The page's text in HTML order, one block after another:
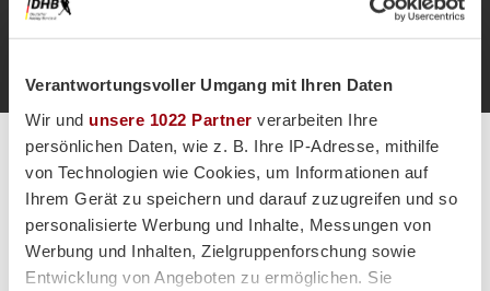
Verantwortungsvoller Umgang mit Ihren Daten
Wir und unsere 1022 Partner verarbeiten Ihre
persönlichen Daten, wie z. B. Ihre IP-Adresse, mithilfe
von Technologien wie Cookies, um Informationen auf
Ihrem Gerät zu speichern und darauf zuzugreifen und so
personalisierte Werbung und Inhalte, Messungen von
Werbung und Inhalten, Zielgruppenforschung sowie
Entwicklung von Angeboten zu ermöglichen. Sie
Anpfiff 1.
Alle Spiele unserer Danas und Honamas live und kostenfrei